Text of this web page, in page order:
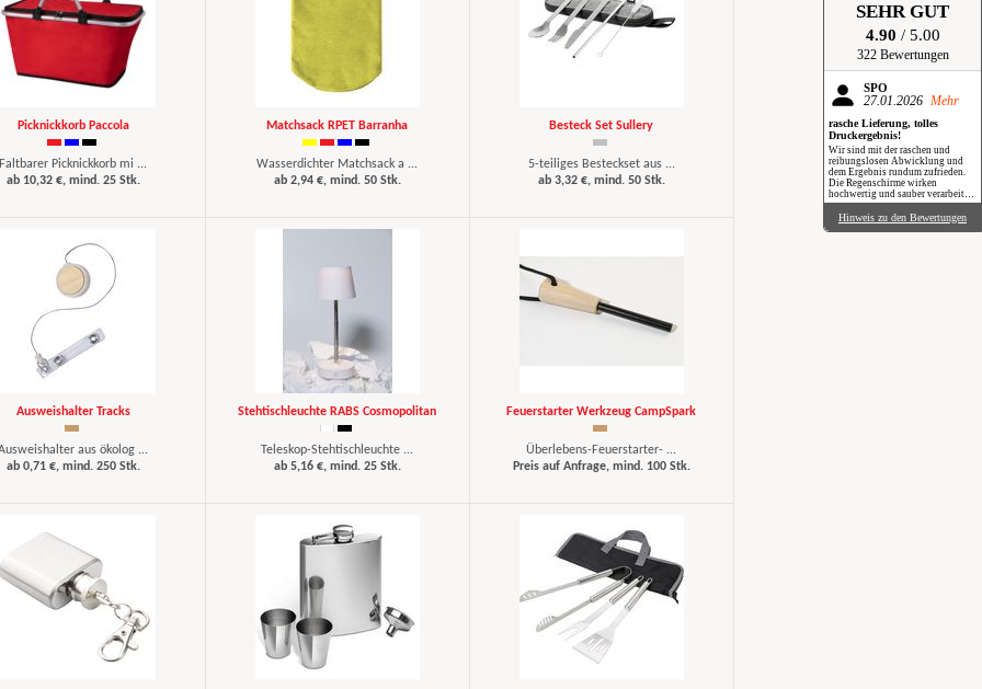
SEHR GUT
4.90 / 5.00
322 Bewertungen
SPÖ
27.01.2026 Mehr
rasche Lieferung, tolles
Druckergebnis!
Wir sind mit der raschen und
reibungslosen Abwicklung und
dem Ergebnis rundum zufrieden.
Die Regenschirme wirken
hochwertig und sauber verarbeitet.
Besonders positiv: Der Druck ist
gestochen scharf, farbintensiv und
auch bei genauerem Hinsehen sehr
Hinweis zu den Bewertungen
Picknickkorb Paccola
Faltbarer Picknickkorb mi ...
ab 10,32 €, mind. 25 Stk.
Matchsack RPET Barranha
Wasserdichter Matchsack a ...
ab 2,94 €, mind. 50 Stk.
Besteck Set Sullery
5-teiliges Besteckset aus ...
ab 3,32 €, mind. 50 Stk.
Ausweishalter Tracks
aus ökolog ...
ab 0,71 €, mind. 250 Stk.
Stehtischleuchte RABS Cosmopolitan
Teleskop-Stehtischleuchte ...
ab 5,16 €, mind. 25 Stk.
Feuerstarter Werkzeug CampSpark
Überlebens-Feuerstarter- ...
Preis auf Anfrage, mind. 100 Stk.